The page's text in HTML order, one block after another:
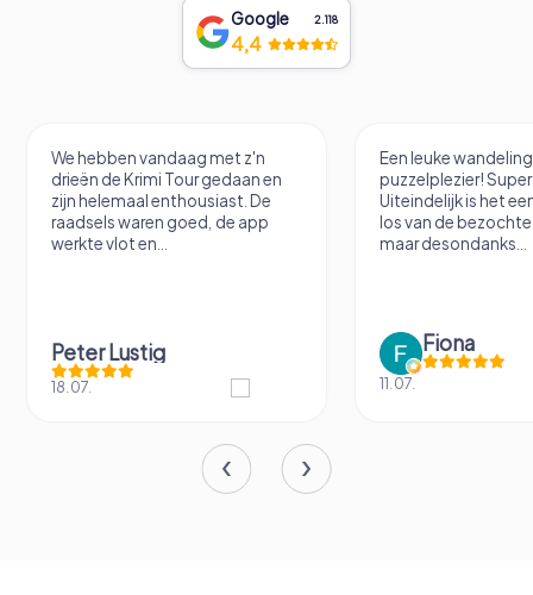
Google 2.118
4,4
We hebben vandaag met z'n
drieën de Krimi Tour gedaan en
zijn helemaal enthousiast. De
raadsels waren goed, de app
werkte vlot en...
Peter Lustig
18.07.
Een leuke
puzzelplezier!
Uiteindelijk is het
los van de
maar desondanks...
Fiona
11.07.